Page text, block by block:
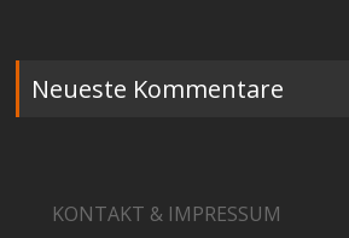
Neueste Kommentare
KONTAKT & IMPRESSUM